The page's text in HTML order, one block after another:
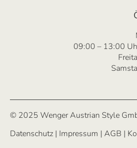
09:00 – 13:00
© 2025 Wenger Austrian Style
Datenschutz | Impressum | AGB |